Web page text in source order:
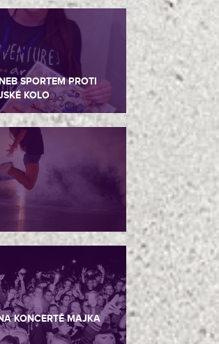
SPORTEM PROTI
KOLO
KONCERTĚ MAJKA